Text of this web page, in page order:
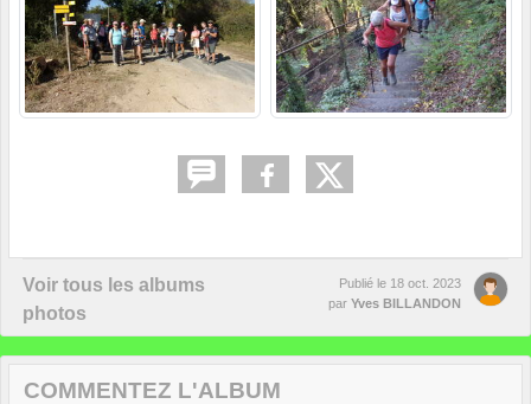
Voir tous les albums
photos
Publié le 18 oct. 2023
par Yves BILLANDON
COMMENTEZ L'ALBUM